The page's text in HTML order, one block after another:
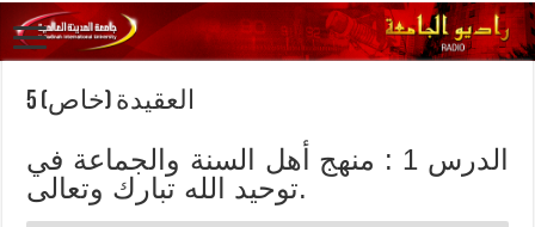
العقيدة (خاص) 5
الدرس 1 : منهج أهل السنة والجماعة في
توحيد الله تبارك وتعالى.